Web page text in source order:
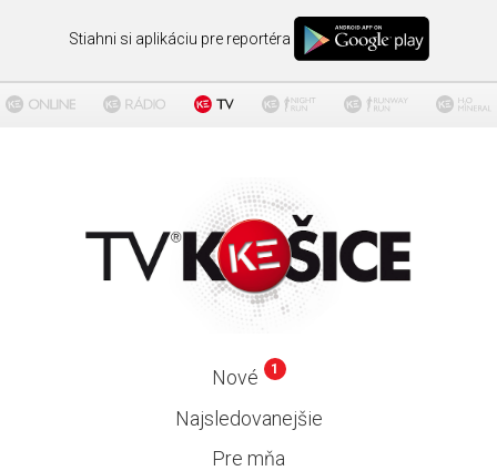
Stiahni si aplikáciu pre reportéra
Nové 1
Najsledovanejšie
Pre mňa